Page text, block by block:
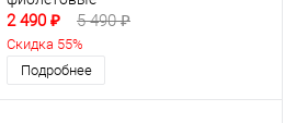
2 490 ₽ 5 490 ₽
Скидка 55%
Подробнее